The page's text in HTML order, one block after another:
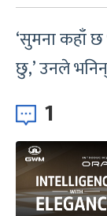
‘सुमना कहाँ
छु,’ उनले
1